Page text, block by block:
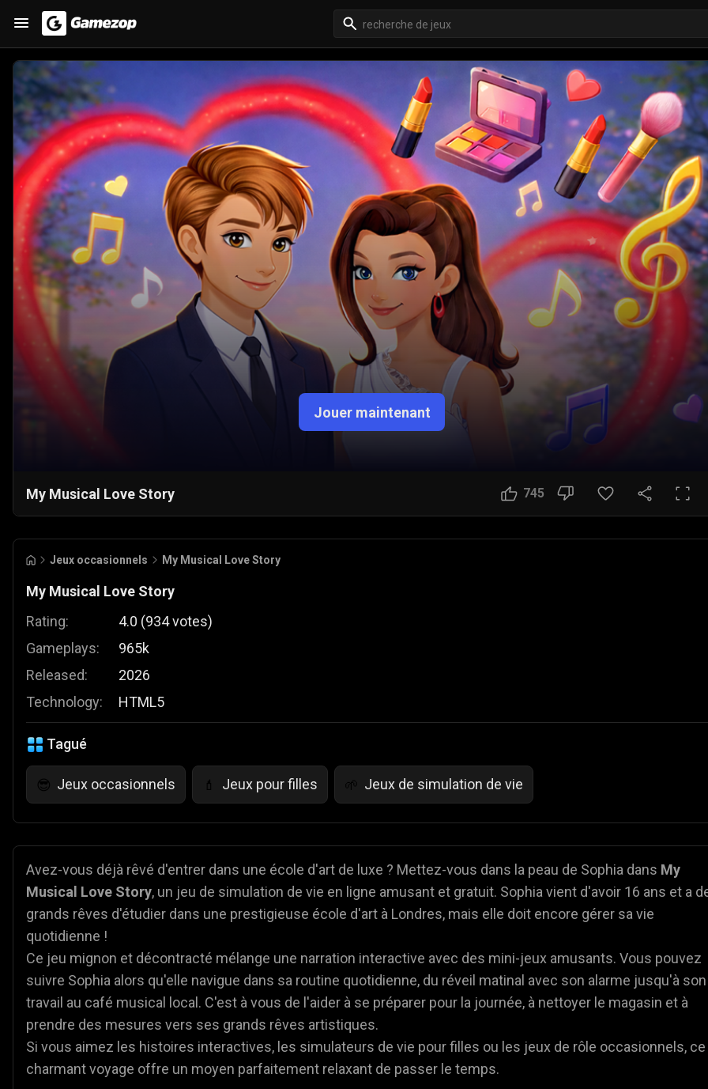
Jouer maintenant
My Musical Love Story 745
Jeux occasionnels My Musical Love Story
My Musical Love Story
Rating:
Gameplays:
Released:
Technology:
4.0 (934votes)
965k
2026
HTML5
Tagué
😎 Jeux occasionnels 💄 Jeux pour filles 🌱 Jeux de simulation de vie
Avez-vous déjà rêvé d'entrer dans une école d'art de luxe ? Mettez-vous dans la peau de Sophia dans My
Musical Love Story, un jeu de simulation de vie en ligne amusant et gratuit. Sophia vient d'avoir 16 ans et a
grands rêves d'étudier dans une prestigieuse école d'art à Londres, mais elle doit encore gérer sa vie
quotidienne !
Ce jeu mignon et décontracté mélange une narration interactive avec des mini-jeux amusants. Vous pouvez
suivre Sophia alors qu'elle navigue dans sa routine quotidienne, du réveil matinal avec son alarme jusqu'à son
travail au café musical local. C'est à vous de l'aider à se préparer pour la journée, à nettoyer le magasin et à
prendre des mesures vers ses grands rêves artistiques.
Si vous aimez les histoires interactives, les simulateurs de vie pour filles ou les jeux de rôle occasionnels, ce
charmant voyage offre un moyen parfaitement relaxant de passer le temps.